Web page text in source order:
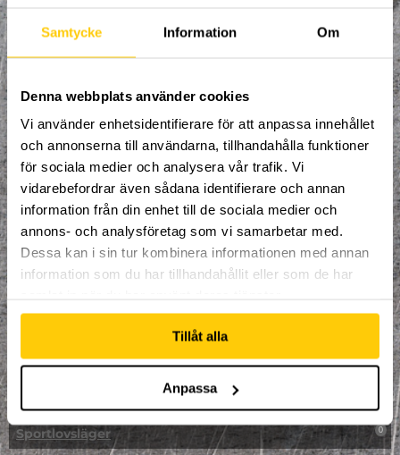
Samtycke Information Om
Denna webbplats använder cookies
Vi använder enhetsidentifierare för att anpassa innehållet
och annonserna till användarna, tillhandahålla funktioner
för sociala medier och analysera vår trafik. Vi
vidarebefordrar även sådana identifierare och annan
information från din enhet till de sociala medier och
annons- och analysföretag som vi samarbetar med.
Dessa kan i sin tur kombinera informationen med annan
information som du har tillhandahållit eller som de har
Tillåt alla
Anpassa
Klättring
LAN
Multisport
Mässa
NPF-Träning
Parkour
Påsk på Dome
Påsklovsläger 0
Skateboard 0
Sportlovsläger 0